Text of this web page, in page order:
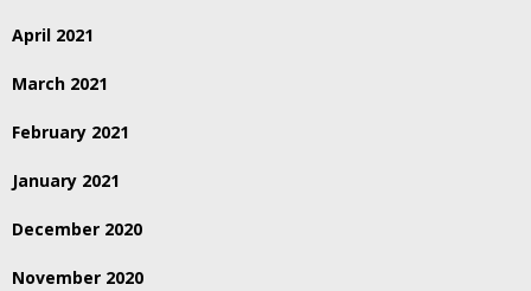
April 2021
March 2021
February 2021
January 2021
December 2020
November 2020